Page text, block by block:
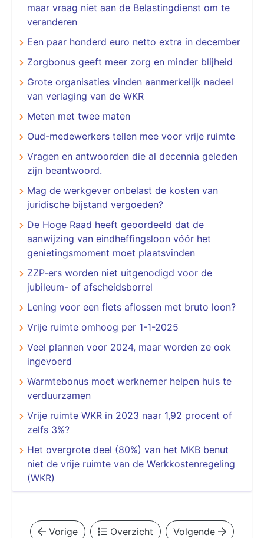
maar vraag niet aan de Belastingdienst om te
veranderen
Een paar honderd euro netto extra in december
Zorgbonus geeft meer zorg en minder blijheid
Grote organisaties vinden aanmerkelijk nadeel
van verlaging van de WKR
Meten met twee maten
Oud-medewerkers tellen mee voor vrije ruimte
Vragen en antwoorden die al decennia geleden
zijn beantwoord.
Mag de werkgever onbelast de kosten van
juridische bijstand vergoeden?
De Hoge Raad heeft geoordeeld dat de
aanwijzing van eindheffingsloon vóór het
genietingsmoment moet plaatsvinden
​​​​​​​ZZP-ers worden niet uitgenodigd voor de
jubileum- of afscheidsborrel
Lening voor een fiets aflossen met bruto loon?
Vrije ruimte omhoog per 1-1-2025
Veel plannen voor 2024, maar worden ze ook
ingevoerd
Warmtebonus moet werknemer helpen huis te
verduurzamen
Vrije ruimte WKR in 2023 naar 1,92 procent of
zelfs 3%?
Het overgrote deel (80%) van het MKB benut
niet de vrije ruimte van de Werkkostenregeling
(WKR)
Vorige Overzicht Volgende